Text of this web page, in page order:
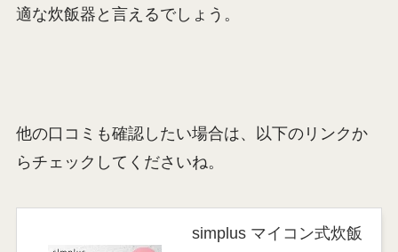
適な炊飯器と言えるでしょう。
他の口コミも確認したい場合は、以下のリンクか
らチェックしてくださいね。
simplus マイコン式炊飯